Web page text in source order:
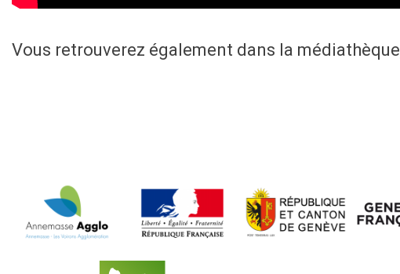
Vous retrouverez également dans la médiathèque